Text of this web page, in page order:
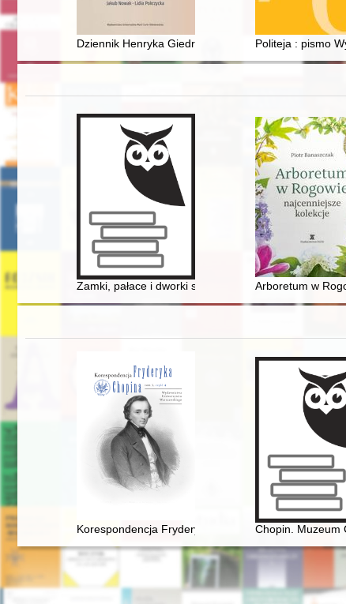
Dziennik Henryka Giedroycia 1939-1940 : historia
Politeja : pismo
Zamki, pałace i dworki szlacheckie na Górnym Śląsku
Arboretum w
Korespondencja Fryderyka Chopina. T. 3 cz. 4
Chopin. Muzeum